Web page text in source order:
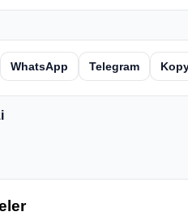
WhatsApp Telegram